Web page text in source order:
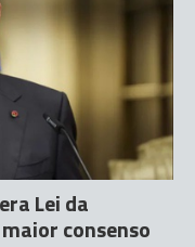
Lei da
consenso